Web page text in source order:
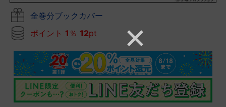
全巻分ブックカバー
ポイント 1 ％ 12pt